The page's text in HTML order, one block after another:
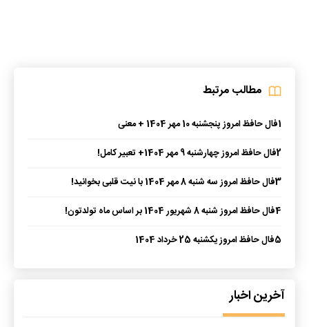
مطالب مرتبط
1فال حافظ امروز پنجشنبه 10 مهر 1404 + معنی
2فال حافظ امروز چهارشنبه 9 مهر 1404+ تعبیر کامل!
3فال حافظ امروز سه شنبه 8 مهر 1404 با نیت قلبی بخوانید!
4فال حافظ امروز شنبه 8 شهریور 1404 بر اساس ماه تولدتون!
5فال حافظ امروز یکشنبه 25 خرداد 1404
آخرین اخبار